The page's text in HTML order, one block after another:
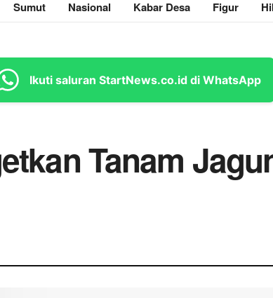
Sumut Nasional Kabar Desa Figur
Ikuti saluran StartNews.co.id di WhatsApp
Tanam